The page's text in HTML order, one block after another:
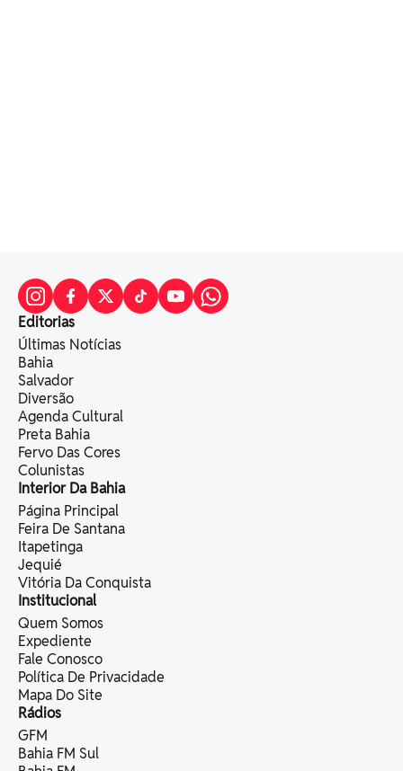
Editorias
Últimas Notícias
Bahia
Salvador
Diversão
Agenda Cultural
Preta Bahia
Fervo Das Cores
Colunistas
Interior Da Bahia
Página Principal
Feira De Santana
Itapetinga
Jequié
Vitória Da Conquista
Institucional
Quem Somos
Expediente
Fale Conosco
Política De Privacidade
Mapa Do Site
Rádios
GFM
Bahia FM Sul